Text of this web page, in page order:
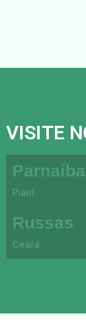
VISITE
Parnaíba
Piauí
Russas
Ceará